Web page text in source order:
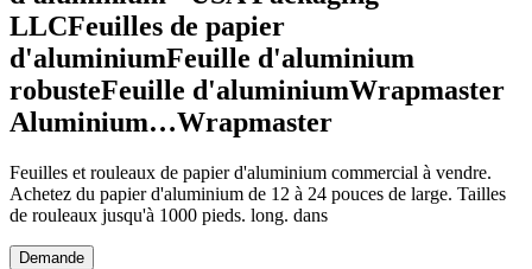
LLCFeuilles de papier
d'aluminiumFeuille d'aluminium
robusteFeuille d'aluminiumWrapmaster
Aluminium…Wrapmaster
Feuilles et rouleaux de papier d'aluminium commercial à vendre.
Achetez du papier d'aluminium de 12 à 24 pouces de large. Tailles
de rouleaux jusqu'à 1000 pieds. long. dans
Demande